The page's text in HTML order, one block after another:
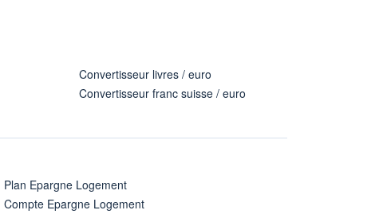
Convertisseur livres / euro
Convertisseur franc suisse / euro
Plan Epargne Logement
Compte Epargne Logement